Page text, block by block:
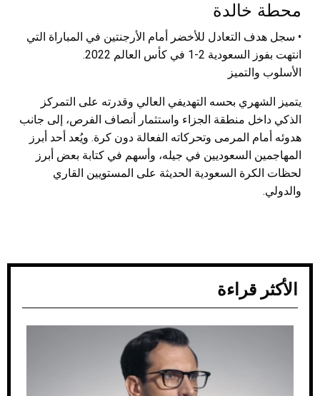
محطة خالدة
• سجل هدف التعادل للأخضر أمام الأرجنتين في المباراة التي
انتهت بفوز السعودية 2-1 في كأس العالم 2022.
الأسلوب والتميز
يتميز الشهري بحسه التهديفي العالي وقدرته على التمركز
الذكي داخل منطقة الجزاء واستثمار أنصاف الفرص، إلى جانب
هدوئه أمام المرمى وتحركاته الفعالة دون كرة. ويُعد أحد أبرز
المهاجمين السعوديين في جيله، وأسهم في كتابة بعض أبرز
لحظات الكرة السعودية الحديثة على المستويين القاري
والدولي.
الأكثر قراءة